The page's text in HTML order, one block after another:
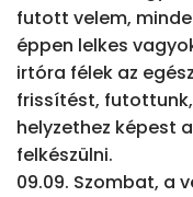
futott velem,
éppen lelkes
irtóra félek az
frissítést,
helyzethez képest
felkészülni.
09.09. Szombat, a